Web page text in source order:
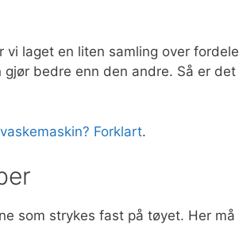
vi laget en liten samling over
bedre enn den andre. Så er
Forklart.
som strykes fast på tøyet. Her